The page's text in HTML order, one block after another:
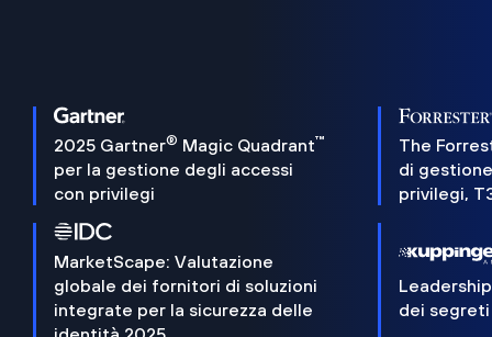
2025 Gartner® Magic Quadrant™
per la gestione degli accessi
con privilegi
The
di
privilegi,
MarketScape: Valutazione
globale dei fornitori di soluzioni
integrate per la sicurezza delle
dei segreti